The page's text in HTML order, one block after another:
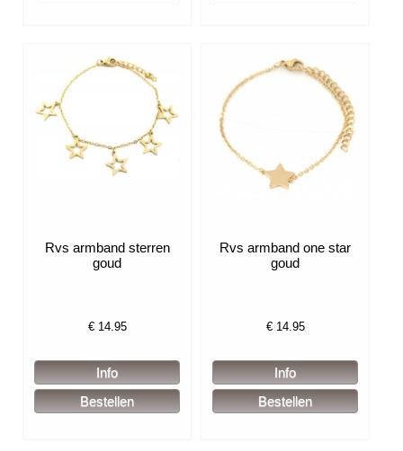
Rvs armband sterren
goud
€ 14.95
Rvs armband one star
goud
€ 14.95